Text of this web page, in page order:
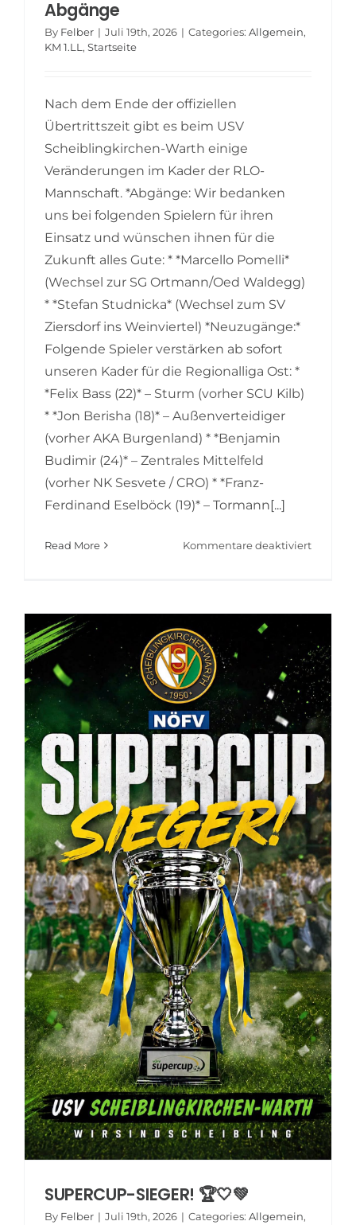
Abgänge
By Felber | Juli 19th, 2026 | Categories: Allgemein,
KM 1.LL , Startseite
Nach dem Ende der offiziellen
Übertrittszeit gibt es beim USV
Scheiblingkirchen-Warth einige
Veränderungen im Kader der RLO-
Mannschaft. *Abgänge: Wir bedanken
uns bei folgenden Spielern für ihren
Einsatz und wünschen ihnen für die
Zukunft alles Gute: * *Marcello Pomelli*
(Wechsel zur SG Ortmann/Oed Waldegg)
* *Stefan Studnicka* (Wechsel zum SV
Ziersdorf ins Weinviertel) *Neuzugänge:*
Folgende Spieler verstärken ab sofort
unseren Kader für die Regionalliga Ost: *
*Felix Bass (22)* – Sturm (vorher SCU Kilb)
* *Jon Berisha (18)* – Außenverteidiger
(vorher AKA Burgenland) * *Benjamin
Budimir (24)* – Zentrales Mittelfeld
(vorher NK Sesvete / CRO) * *Franz-
Ferdinand Eselböck (19)* – Tormann[...]
Read More Kommentare deaktiviertfür
und
SUPERCUP-SIEGER! 🏆🤍💚
By Felber | Juli 19th, 2026 | Categories: Allgemein,